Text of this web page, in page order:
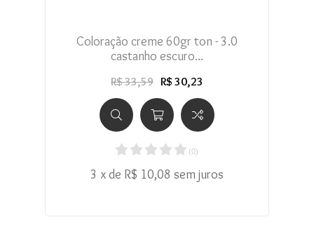
Coloração creme 60gr ton - 3.0
castanho escuro...
R$ 33,59 R$ 30,23
(0)
3 x de R$ 10,08 sem juros